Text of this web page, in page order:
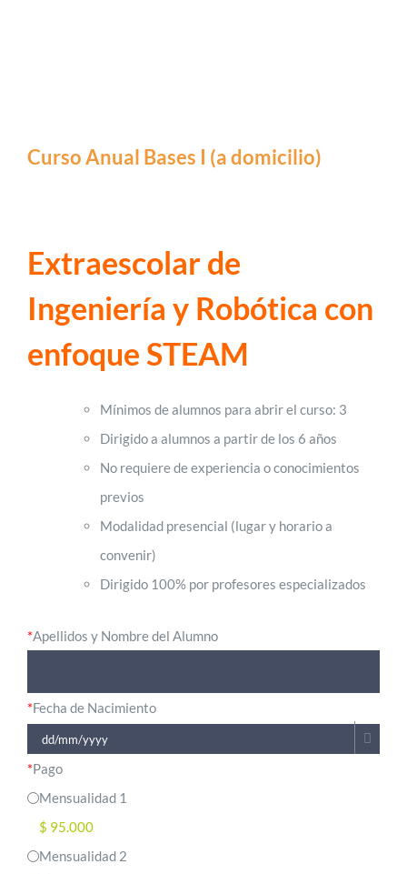
Curso Anual Bases I (a domicilio)
Extraescolar de
Ingeniería y Robótica con
enfoque STEAM
Mínimos de alumnos para abrir el curso: 3
Dirigido a alumnos a partir de los 6 años
No requiere de experiencia o conocimientos
previos
Modalidad presencial (lugar y horario a
convenir)
Dirigido 100% por profesores especializados
*Apellidos y Nombre del Alumno
*Fecha de Nacimiento
*Pago
Mensualidad 1
$ 95.000
Mensualidad 2